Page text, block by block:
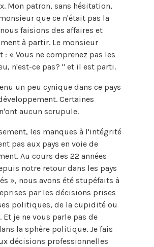
Mon patron, sans hésitation,
que ce n'était pas la
faisions des affaires et
à partir. Le monsieur
« Vous ne comprenez pas les
n'est-ce pas? " et il est parti.
un peu cynique dans ce pays
Certaines
aucun scrupule.
les manques à l'intégrité
pas aux pays en voie de
Au cours des 22 années
notre retour dans les pays
», nous avons été stupéfaits à
par les décisions prises
politiques, de la cupidité ou
je ne vous parle pas de
la sphère politique. Je fais
décisions professionnelles